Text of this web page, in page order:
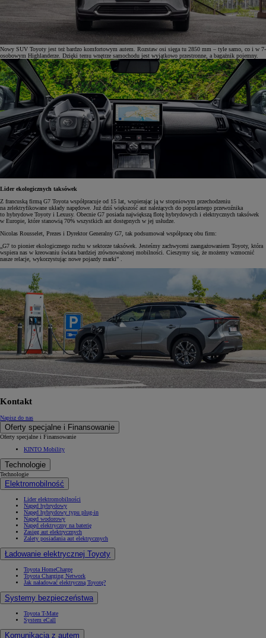
Nowy SUV Toyoty jest też bardzo komfortowym autem. Rozstaw osi sięga tu 2850 mm – tyle samo, co i w 7-
osobowym Highlanderze. Dzięki temu wnętrze samochodu jest wyjątkowo przestronne, a bagażnik pojemny.
Lider ekologicznych taksówek
Z francuską firmą G7 Toyota współpracuje od 15 lat, wspierając ją w stopniowym przechodzeniu
na zelektryfikowane układy napędowe. Już dziś większość aut należących do popularnego przewoźnika
to hybrydowe Toyoty i Lexusy. Obecnie G7 posiada największą flotę hybrydowych i elektrycznych taksówek
w Europie, które stanowią 70% wszystkich aut dostępnych w jej usłudze.
Nicolas Rousselet, Prezes i Dyrektor Generalny G7, tak podsumował współpracę obu firm:
„G7 to pionier ekologicznego ruchu w sektorze taksówek. Jesteśmy zachwyceni zaangażowaniem Toyoty, która
wspiera nas w kreowaniu świata bardziej zrównoważonej mobilności. Cieszymy się, że możemy wzmocnić
nasze relacje, wykorzystując nowe pojazdy marki” .
Kontakt
Napisz do nas
Oferty specjalne i Finansowanie
Oferty specjalne i Finansowanie
KINTO Mobility
Technologie
Technologie
Elektromobilność
Lider elektromobilności
Napęd hybrydowy
Napęd hybrydowy typu plug-in
Napęd wodorowy
Napęd elektryczny na baterię
Zasięg aut elektrycznych
Zalety posiadania aut elektrycznych
Ładowanie elektrycznej Toyoty
Toyota HomeCharge
Toyota Charging Network
Jak naładować elektryczną Toyotę?
Systemy bezpieczeństwa
Toyota T-Mate
System eCall
Komunikacja z autem